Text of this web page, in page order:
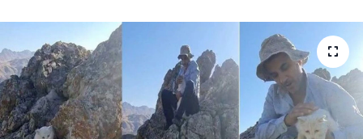
GÜNDEM
Hakkari Haber
İLGİNÇ HABERLER
Haber Arşivi